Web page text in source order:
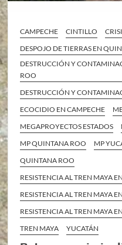
CAMPECHE CINTILLO
DESPOJO DE TIERRAS EN
DESTRUCCIÓN Y
ROO
DESTRUCCIÓN Y
ECOCIDIO EN CAMPECHE
MEGAPROYECTOS ESTADOS
MP QUINTANA ROO
MP
QUINTANA ROO
RESISTENCIA AL TREN MAYA
RESISTENCIA AL TREN MAYA
RESISTENCIA AL TREN MAYA
TREN MAYA
YUCATÁN